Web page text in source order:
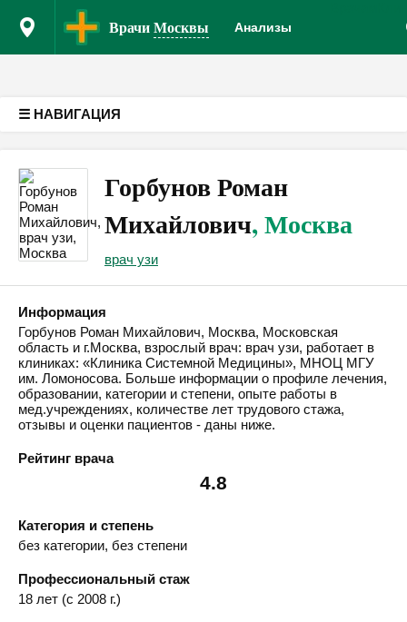
ВрачиМосквы Анализы
☰ НАВИГАЦИЯ
Горбунов Роман
Михайлович, Москва
врач узи
Информация
Горбунов Роман Михайлович, Москва, Московская
область и г.Москва, взрослый врач: врач узи, работает в
клиниках: «Клиника Системной Медицины», МНОЦ МГУ
им. Ломоносова. Больше информации о профиле лечения,
образовании, категории и степени, опыте работы в
мед.учреждениях, количестве лет трудового стажа,
отзывы и оценки пациентов - даны ниже.
Рейтинг врача
4.8
Категория и степень
без категории, без степени
Профессиональный стаж
18 лет (с 2008 г.)